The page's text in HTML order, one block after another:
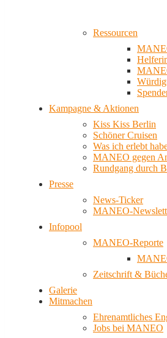
Ressourcen
Kampagne & Aktionen
Kiss Kiss Berlin
Schöner Cruisen
Was ich erlebt
MANEO gegen
Rundgang durch
Presse
News-Ticker
MANEO-
Infopool
MANEO-Reporte
Zeitschrift &
Galerie
Mitmachen
Ehrenamtliches
Jobs bei MANEO